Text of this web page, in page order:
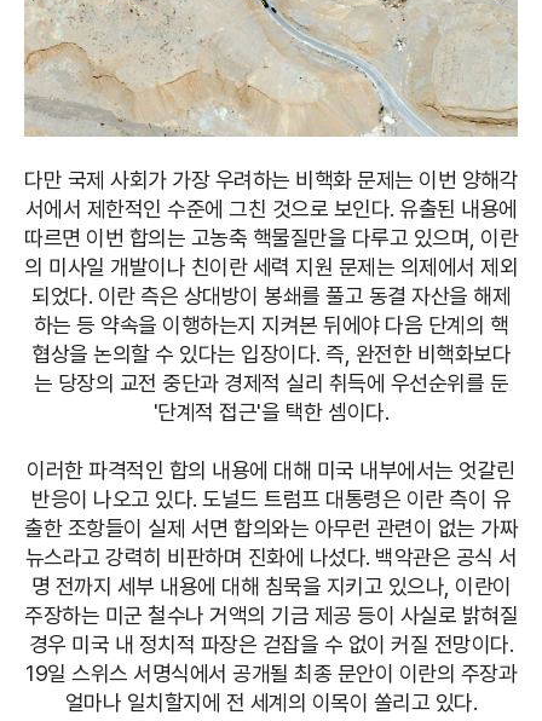
다만 국제 사회가 가장 우려하는 비핵화 문제는 이번 양해각
서에서 제한적인 수준에 그친 것으로 보인다. 유출된 내용에
따르면 이번 합의는 고농축 핵물질만을 다루고 있으며, 이란
의 미사일 개발이나 친이란 세력 지원 문제는 의제에서 제외
되었다. 이란 측은 상대방이 봉쇄를 풀고 동결 자산을 해제
하는 등 약속을 이행하는지 지켜본 뒤에야 다음 단계의 핵
협상을 논의할 수 있다는 입장이다. 즉, 완전한 비핵화보다
는 당장의 교전 중단과 경제적 실리 취득에 우선순위를 둔
'단계적 접근'을 택한 셈이다.
이러한 파격적인 합의 내용에 대해 미국 내부에서는 엇갈린
반응이 나오고 있다. 도널드 트럼프 대통령은 이란 측이 유
출한 조항들이 실제 서면 합의와는 아무런 관련이 없는 가짜
뉴스라고 강력히 비판하며 진화에 나섰다. 백악관은 공식 서
명 전까지 세부 내용에 대해 침묵을 지키고 있으나, 이란이
주장하는 미군 철수나 거액의 기금 제공 등이 사실로 밝혀질
경우 미국 내 정치적 파장은 걷잡을 수 없이 커질 전망이다.
19일 스위스 서명식에서 공개될 최종 문안이 이란의 주장과
얼마나 일치할지에 전 세계의 이목이 쏠리고 있다.